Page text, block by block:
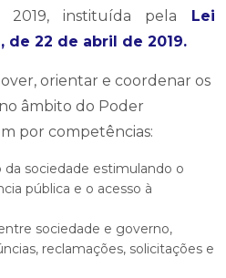
instituída pela Lei
de 22 de abril de 2019.
orientar e coordenar os
âmbito do Poder
por competências:
sociedade estimulando o
pública e o acesso à
sociedade e governo,
reclamações, solicitações e